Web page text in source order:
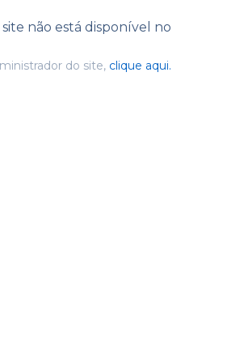
não está disponível no
do site, clique aqui.